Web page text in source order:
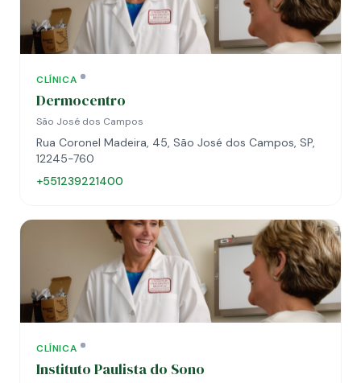
CLÍNICA
Dermocentro
São José dos Campos
Rua Coronel Madeira, 45, São José dos Campos, SP,
12245-760
+551239221400
CLÍNICA
Instituto Paulista do Sono